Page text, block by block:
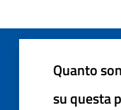
Quanto
su questa